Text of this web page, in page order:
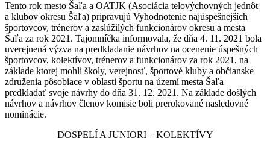
Tento rok mesto Šaľa a OATJK (Asociácia telovýchovných jednôt
a klubov okresu Šaľa) pripravujú Vyhodnotenie najúspešnejších
športovcov, trénerov a zaslúžilých funkcionárov okresu a mesta
Šaľa za rok 2021. Tajomníčka informovala, že dňa 4. 11. 2021 bola
uverejnená výzva na predkladanie návrhov na ocenenie úspešných
športovcov, kolektívov, trénerov a funkcionárov za rok 2021, na
základe ktorej mohli školy, verejnosť, športové kluby a občianske
združenia pôsobiace v oblasti športu na území mesta Šaľa
predkladať svoje návrhy do dňa 31. 12. 2021. Na základe došlých
návrhov a návrhov členov komisie boli prerokované nasledovné
nominácie.
DOSPELÍ A JUNIORI – KOLEKTÍVY